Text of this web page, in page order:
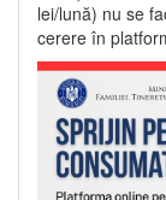
lei/lună) nu se
cerere în